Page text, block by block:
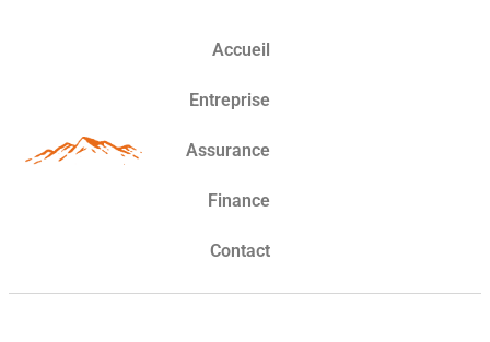
Accueil
Entreprise
Assurance
Finance
Contact